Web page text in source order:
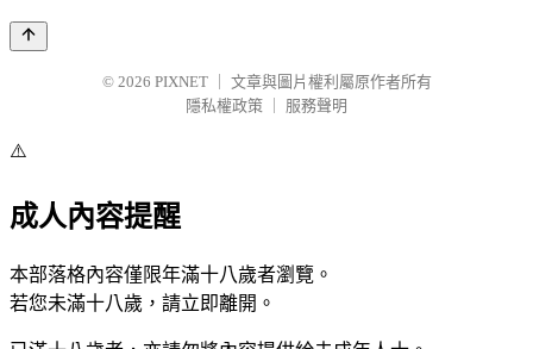
© 2026 PIXNET
文章與圖片權利屬原作者所有
隱私權政策
服務聲明
⚠️
成人內容提醒
本部落格內容僅限年滿十八歲者瀏覽。
若您未滿十八歲，請立即離開。